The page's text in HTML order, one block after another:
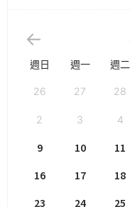
週日 週一 週二
26 27 28
2 3 4
9
10 11
16
17 18
23
24 25